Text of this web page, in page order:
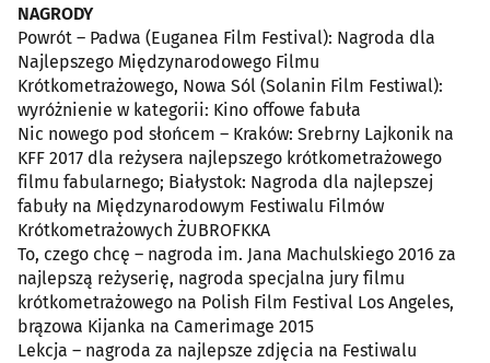
NAGRODY
Powrót – Padwa (Euganea Film Festival): Nagroda dla
Najlepszego Międzynarodowego Filmu
Krótkometrażowego, Nowa Sól (Solanin Film Festiwal):
wyróżnienie w kategorii: Kino offowe fabuła
Nic nowego pod słońcem – Kraków: Srebrny Lajkonik na
KFF 2017 dla reżysera najlepszego krótkometrażowego
filmu fabularnego; Białystok: Nagroda dla najlepszej
fabuły na Międzynarodowym Festiwalu Filmów
Krótkometrażowych ŻUBROFKKA
To, czego chcę – nagroda im. Jana Machulskiego 2016 za
najlepszą reżyserię, nagroda specjalna jury filmu
krótkometrażowego na Polish Film Festival Los Angeles,
brązowa Kijanka na Camerimage 2015
Lekcja – nagroda za najlepsze zdjęcia na Festiwalu